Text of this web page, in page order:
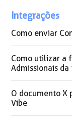
Integrações
Como enviar
Como utilizar a
Admissionais
O documento X
Vibe